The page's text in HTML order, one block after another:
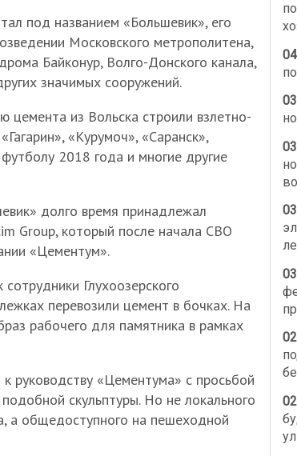
под названием «Большевик», его
Московского метрополитена,
Байконур, Волго-Донского канала,
значимых сооружений.
цемента из Вольска строили взлетно-
«Курумоч», «Саранск»,
2018 года и многие другие
долго время принадлежал
Group, который после начала СВО
«Цементум».
Глухоозерского
перевозили цемент в бочках. На
рабочего для памятника в рамках
руководству «Цементума» с просьбой
скульптуры. Но не локального
а общедоступного на пешеходной